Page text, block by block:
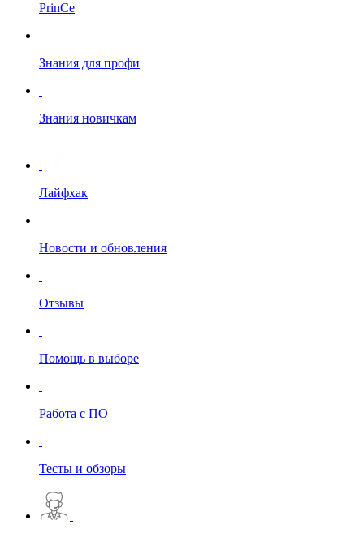
PrinCe
Знания для профи
Знания новичкам
Лайфхак
Новости и обновления
Отзывы
Помощь в выборе
Работа с ПО
Тесты и обзоры